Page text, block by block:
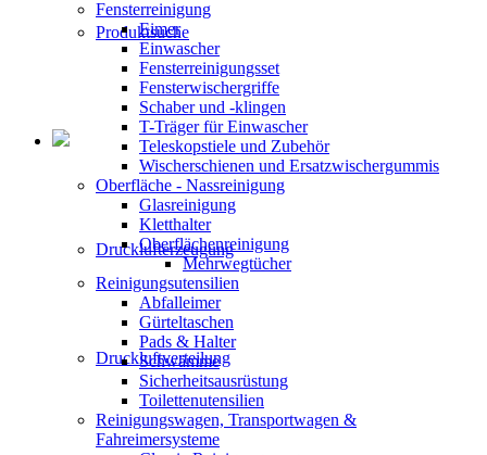
Produktsuche
Drucklufterzeugung
Druckluftverteilung
Fensterreinigung
Eimer
Einwascher
Fensterreinigungsset
Fensterwischergriffe
Schaber und -klingen
T-Träger für Einwascher
Teleskopstiele und Zubehör
Wischerschienen und Ersatzwischergummis
Oberfläche - Nassreinigung
Glasreinigung
Kletthalter
Oberflächenreinigung
Mehrwegtücher
Reinigungsutensilien
Abfalleimer
Gürteltaschen
Pads & Halter
Schwämme
Sicherheitsausrüstung
Toilettenutensilien
Reinigungswagen, Transportwagen &
Fahreimersysteme